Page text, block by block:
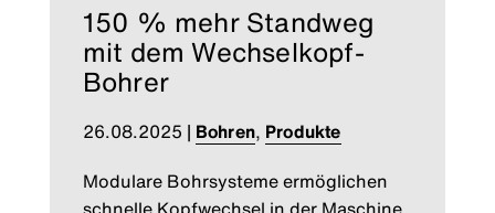
150 % mehr Standweg
mit dem Wechselkopf-
Bohrer
26.08.2025 | Bohren, Produkte
Modulare Bohrsysteme ermöglichen